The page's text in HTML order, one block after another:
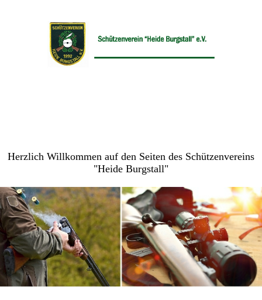
Herzlich Willkommen auf den Seiten des Schützenvereins
"Heide Burgstall"